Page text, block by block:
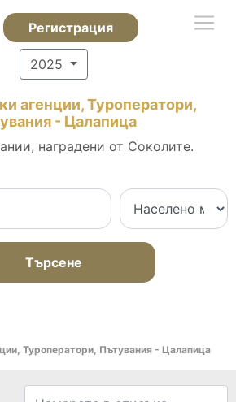
Регистрация
2025
агенции, Туроператори,
- Цалапица
наградени от Соколите.
Търсене
Туроператори, Пътувания - Цалапица